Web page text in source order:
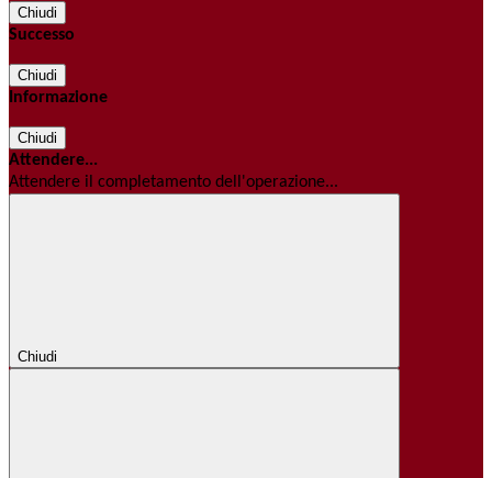
Chiudi
Successo
Chiudi
Informazione
Chiudi
Attendere...
Attendere il completamento dell'operazione...
Chiudi